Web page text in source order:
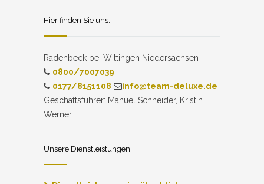
Hier finden Sie uns:
Radenbeck bei Wittingen Niedersachsen
0800/7007039
0177/8151108
info@team-deluxe.de
Geschäftsführer: Manuel Schneider, Kristin
Werner
Unsere Dienstleistungen